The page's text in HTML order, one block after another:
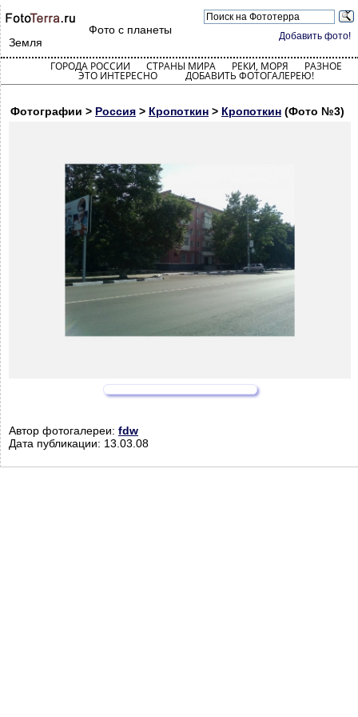
Добавить фото!
Фото с планеты
Земля
ГОРОДА РОССИИ СТРАНЫ МИРА РЕКИ, МОРЯ РАЗНОЕ
ЭТО ИНТЕРЕСНО ДОБАВИТЬ ФОТОГАЛЕРЕЮ!
Фотографии > Россия > Кропоткин > Кропоткин (Фото №3)
Автор фотогалереи: fdw
Дата публикации: 13.03.08